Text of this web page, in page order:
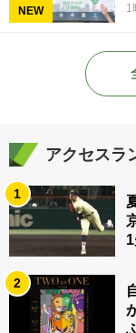
NEW 1
アクセスラ
1
2